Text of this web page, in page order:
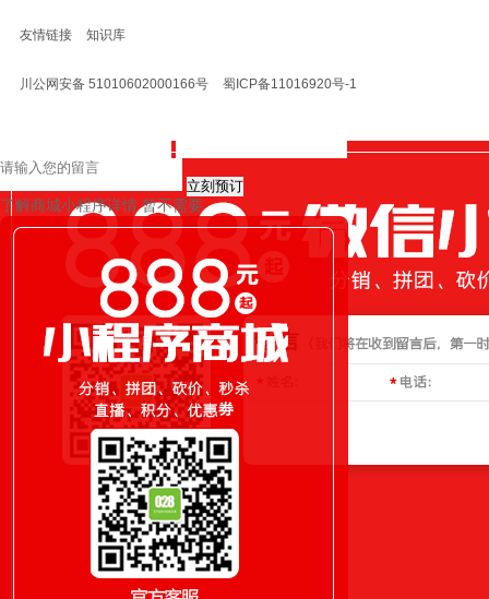
友情链接 知识库
川公网安备 51010602000166号 蜀ICP备11016920号-1
立刻预订
了解商城小程序详情 暂不需要